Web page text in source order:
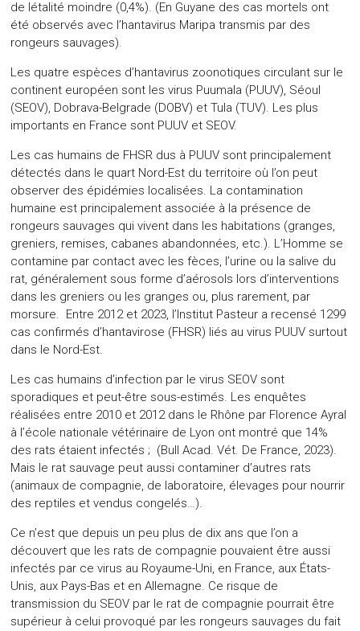
de létalité moindre (0,4%). (En Guyane des cas mortels ont
été observés avec l’hantavirus Maripa transmis par des
rongeurs sauvages).
Les quatre espèces d’hantavirus zoonotiques circulant sur le
continent européen sont les virus Puumala (PUUV), Séoul
(SEOV), Dobrava-Belgrade (DOBV) et Tula (TUV). Les plus
importants en France sont PUUV et SEOV.
Les cas humains de FHSR dus à PUUV sont principalement
détectés dans le quart Nord-Est du territoire où l’on peut
observer des épidémies localisées. La contamination
humaine est principalement associée à la présence de
rongeurs sauvages qui vivent dans les habitations (granges,
greniers, remises, cabanes abandonnées, etc.). L’Homme se
contamine par contact avec les fèces, l’urine ou la salive du
rat, généralement sous forme d’aérosols lors d’interventions
dans les greniers ou les granges ou, plus rarement, par
morsure. Entre 2012 et 2023, l’Institut Pasteur a recensé 1299
cas confirmés d’hantavirose (FHSR) liés au virus PUUV surtout
dans le Nord-Est.
Les cas humains d’infection par le virus SEOV sont
sporadiques et peut-être sous-estimés. Les enquêtes
réalisées entre 2010 et 2012 dans le Rhône par Florence Ayral
à l’école nationale vétérinaire de Lyon ont montré que 14%
des rats étaient infectés ; (Bull Acad. Vét. De France, 2023).
Mais le rat sauvage peut aussi contaminer d’autres rats
(animaux de compagnie, de laboratoire, élevages pour nourrir
des reptiles et vendus congelés…).
Ce n’est que depuis un peu plus de dix ans que l’on a
découvert que les rats de compagnie pouvaient être aussi
infectés par ce virus au Royaume-Uni, en France, aux États-
Unis, aux Pays-Bas et en Allemagne. Ce risque de
transmission du SEOV par le rat de compagnie pourrait être
supérieur à celui provoqué par les rongeurs sauvages du fait